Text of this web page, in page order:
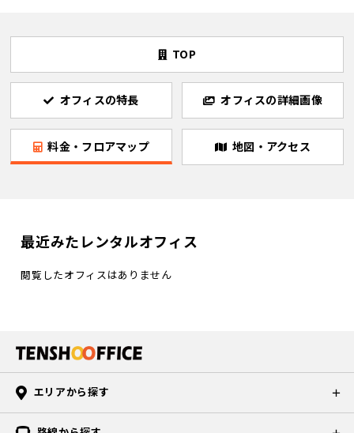
TOP
オフィスの特長 オフィスの詳細画像
料金・フロアマップ 地図・アクセス
最近みたレンタルオフィス
閲覧したオフィスはありません
エリアから探す